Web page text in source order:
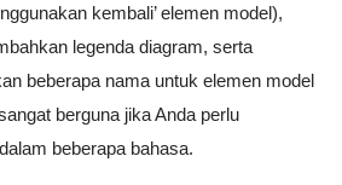
kembali’ elemen model),
legenda diagram, serta
beberapa nama untuk elemen model
berguna jika Anda perlu
beberapa bahasa.